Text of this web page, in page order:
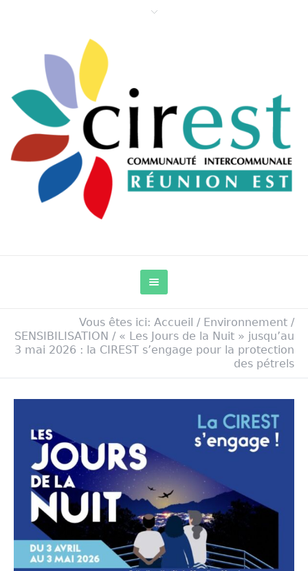
Vous êtes ici: Accueil / Environnement /
SENSIBILISATION / « Les Jours de la Nuit » jusqu’au
3 mai 2026 : la CIREST s’engage pour la protection
des pétrels